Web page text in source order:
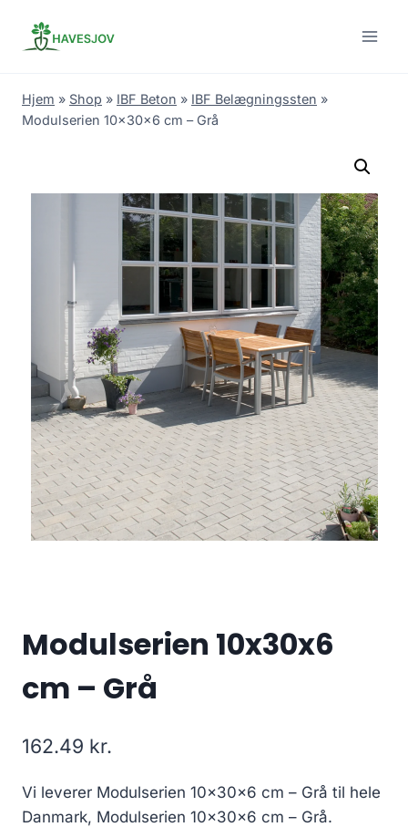
Hjem » Shop » IBF Beton » IBF Belægningssten »
Modulserien 10x30x6 cm – Grå
Modulserien 10x30x6
cm – Grå
162.49 kr.
Vi leverer Modulserien 10x30x6 cm – Grå til hele
Danmark, Modulserien 10x30x6 cm – Grå.